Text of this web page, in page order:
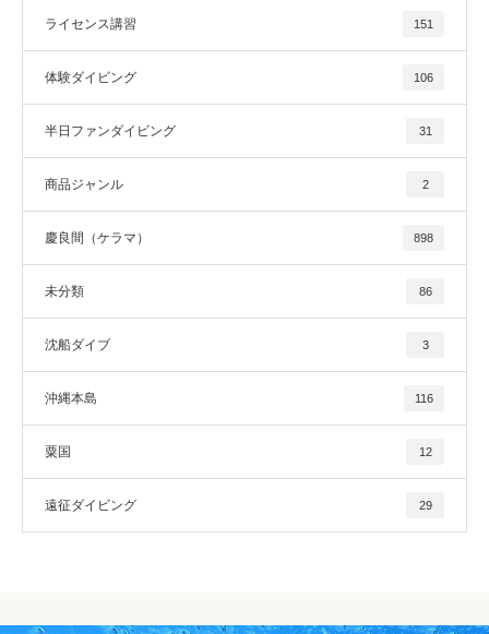
ライセンス講習 151
体験ダイビング 106
半日ファンダイビング 31
商品ジャンル 2
慶良間（ケラマ） 898
未分類 86
沈船ダイブ 3
沖縄本島 116
粟国 12
遠征ダイビング 29